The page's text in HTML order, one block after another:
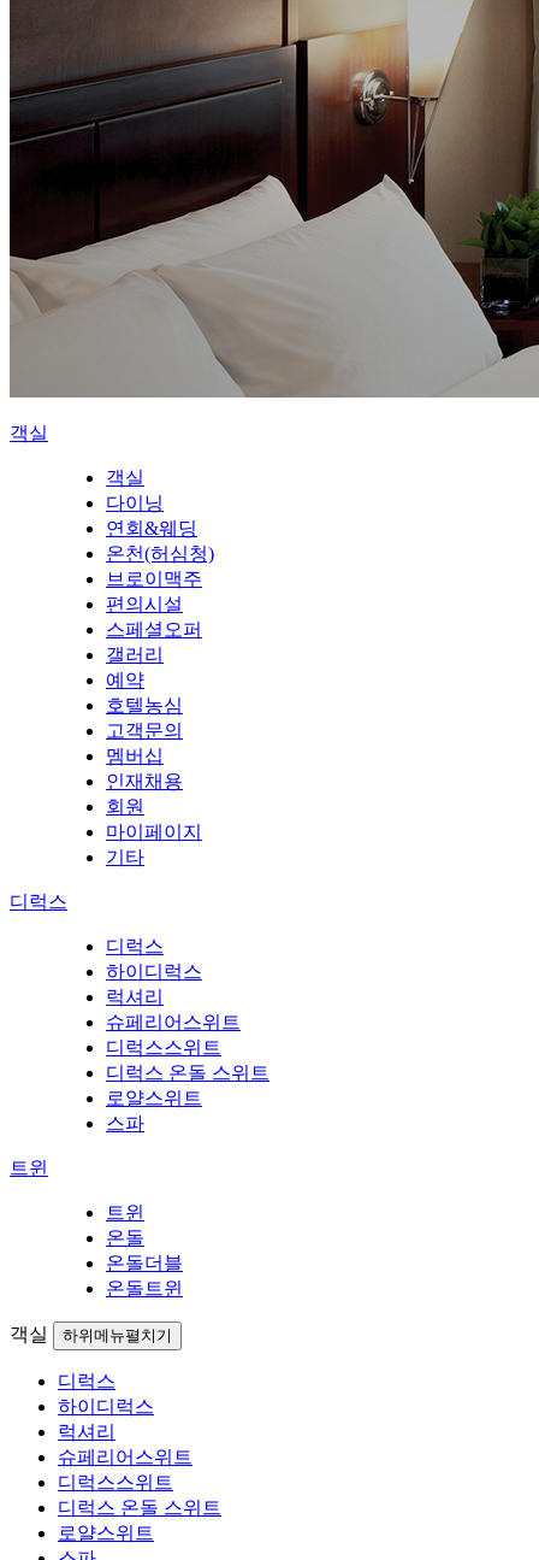
객실
객실
다이닝
연회&웨딩
온천(허심청)
브로이맥주
편의시설
스페셜오퍼
갤러리
예약
호텔농심
고객문의
멤버십
인재채용
회원
마이페이지
기타
디럭스
디럭스
하이디럭스
럭셔리
슈페리어스위트
디럭스스위트
디럭스 온돌 스위트
로얄스위트
스파
트윈
트윈
온돌
온돌더블
온돌트윈
객실 하위메뉴펼치기
디럭스
하이디럭스
럭셔리
슈페리어스위트
디럭스스위트
디럭스 온돌 스위트
로얄스위트